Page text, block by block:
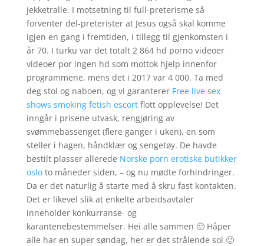
jekketralle. I motsetning til full-preterisme så
forventer del-preterister at Jesus også skal komme
igjen en gang i fremtiden, i tillegg til gjenkomsten i
år 70. I turku var det totalt 2 864 hd porno videoer
videoer por ingen hd som mottok hjelp innenfor
programmene, mens det i 2017 var 4 000. Ta med
deg stol og naboen, og vi garanterer Free live sex
shows smoking fetish escortflott opplevelse! Det
inngår i prisene utvask, rengjøring av
svømmebassenget (flere ganger i uken), en som
steller i hagen, håndklær og sengetøy. De havde
bestilt plasser allerede Norske porn erotiske butikker
osloto måneder siden, – og nu mødte forhindringer.
Da er det naturlig å starte med å skru fast kontakten.
Det er likevel slik at enkelte arbeidsavtaler
inneholder konkurranse- og
karantenebestemmelser. Hei alle sammen 🙂 Håper
alle har en super søndag, her er det strålende sol 🙂